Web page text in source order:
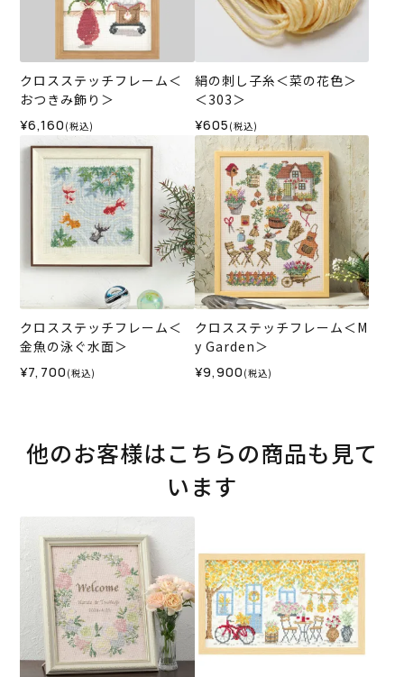
クロスステッチフレーム＜
おつきみ飾り＞
¥6,160 (税込)
絹の刺し子糸＜菜の花色＞
＜303＞
¥605 (税込)
クロスステッチフレーム＜
金魚の泳ぐ水面＞
¥7,700 (税込)
クロスステッチフレーム＜M
y Garden＞
¥9,900 (税込)
他のお客様はこちらの商品も見て
います